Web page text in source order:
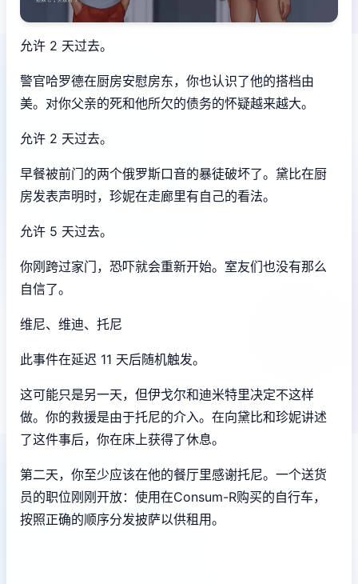
允许 2 天过去。
警官哈罗德在厨房安慰房东，你也认识了他的搭档由
美。对你父亲的死和他所欠的债务的怀疑越来越大。
允许 2 天过去。
早餐被前门的两个俄罗斯口音的暴徒破坏了。黛比在厨
房发表声明时，珍妮在走廊里有自己的看法。
允许 5 天过去。
你刚跨过家门，恐吓就会重新开始。室友们也没有那么
自信了。
维尼、维迪、托尼
此事件在延迟 11 天后随机触发。
这可能只是另一天，但伊戈尔和迪米特里决定不这样
做。你的救援是由于托尼的介入。在向黛比和珍妮讲述
了这件事后，你在床上获得了休息。
第二天，你至少应该在他的餐厅里感谢托尼。一个送货
员的职位刚刚开放：使用在Consum-R购买的自行车，
按照正确的顺序分发披萨以供租用。